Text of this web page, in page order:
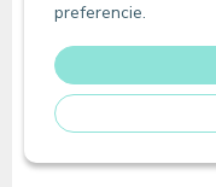
preferencie.